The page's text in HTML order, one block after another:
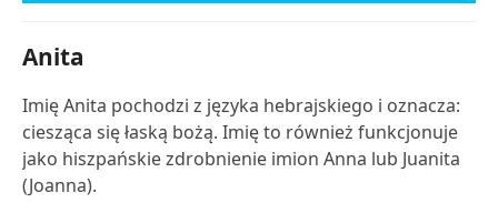
Anita
Imię Anita pochodzi z języka hebrajskiego i oznacza:
ciesząca się łaską bożą. Imię to również funkcjonuje
jako hiszpańskie zdrobnienie imion Anna lub Juanita
(Joanna).